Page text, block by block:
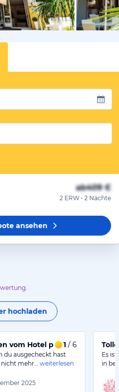
von
ab409 €
2 ERW • 2 Nächte
ansehen
hochladen
vom Hotel park spiaggia
1 / 6
du ausgecheckt hast
mehr…
weiterlesen
2025
Es
in